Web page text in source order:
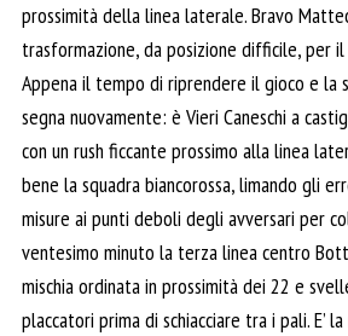
prossimità della linea laterale. Bravo
trasformazione, da posizione difficile, per
Appena il tempo di riprendere il gioco e la
segna nuovamente: è Vieri Caneschi a
con un rush ficcante prossimo alla linea
bene la squadra biancorossa, limando gli
misure ai punti deboli degli avversari per
ventesimo minuto la terza linea centro
mischia ordinata in prossimità dei 22 e
placcatori prima di schiacciare tra i pali. E’